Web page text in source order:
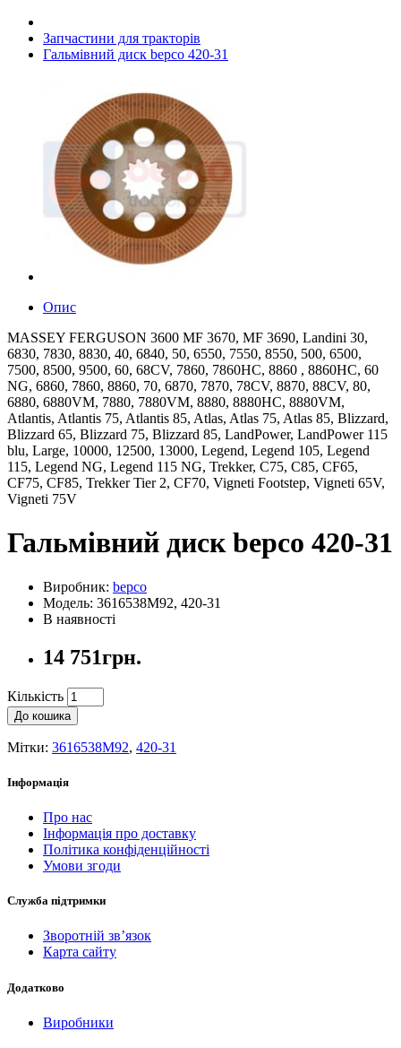
Запчастини для тракторів
Гальмівний диск bepco 420-31
Опис
MASSEY FERGUSON 3600 MF 3670, MF 3690, Landini 30,
6830, 7830, 8830, 40, 6840, 50, 6550, 7550, 8550, 500, 6500,
7500, 8500, 9500, 60, 68CV, 7860, 7860HC, 8860 , 8860HC, 60
NG, 6860, 7860, 8860, 70, 6870, 7870, 78CV, 8870, 88CV, 80,
6880, 6880VM, 7880, 7880VM, 8880, 8880HC, 8880VM,
Atlantis, Atlantis 75, Atlantis 85, Atlas, Atlas 75, Atlas 85, Blizzard,
Blizzard 65, Blizzard 75, Blizzard 85, LandPower, LandPower 115
blu, Large, 10000, 12500, 13000, Legend, Legend 105, Legend
115, Legend NG, Legend 115 NG, Trekker, C75, C85, CF65,
CF75, CF85, Trekker Tier 2, CF70, Vigneti Footstep, Vigneti 65V,
Vigneti 75V
Гальмівний диск bepco 420-31
Виробник: bepco
Модель: 3616538M92, 420-31
В наявності
14 751грн.
Кількість
До кошика
Мітки: 3616538M92, 420-31
Інформація
Про нас
Інформація про доставку
Політика конфіденційності
Умови згоди
Служба підтримки
Зворотній зв’язок
Карта сайту
Додатково
Виробники